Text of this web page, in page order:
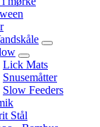
Lick Mats
Snusemåtter
Slow Feeders
Stål